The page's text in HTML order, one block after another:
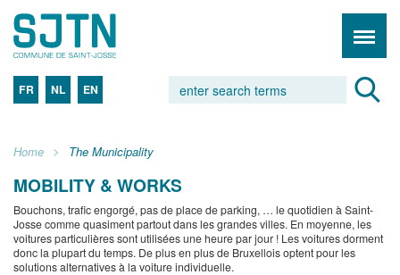
FR NL EN
Home The Municipality
MOBILITY & WORKS
Bouchons, trafic engorgé, pas de place de parking, … le quotidien à Saint-
Josse comme quasiment partout dans les grandes villes. En moyenne, les
voitures particulières sont utilisées une heure par jour ! Les voitures dorment
donc la plupart du temps. De plus en plus de Bruxellois optent pour les
solutions alternatives à la voiture individuelle.